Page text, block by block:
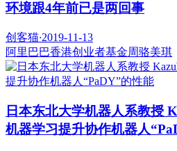
环境跟4年前已是两回事
创客猫·2019-11-13
阿里巴巴香港创业者基金周骆美琪
日本东北大学机器人系教授
机器学习提升协作机器人